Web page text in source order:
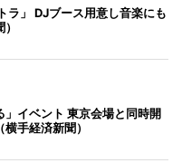
ラ」 DJブース用意し音楽にも
イベント 東京会場と同時開
手経済新聞）